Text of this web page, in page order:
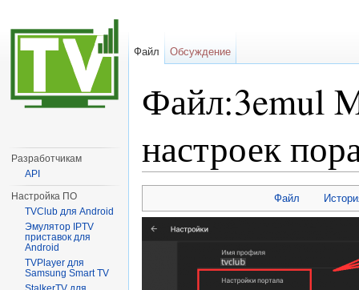
Файл:3emul
настроек
Файл
Файл Обсуждение
Разработчикам
API
Настройка ПО
TVClub для Android
Эмулятор IPTV
приставок для
Android
TVPlayer для
Samsung Smart TV